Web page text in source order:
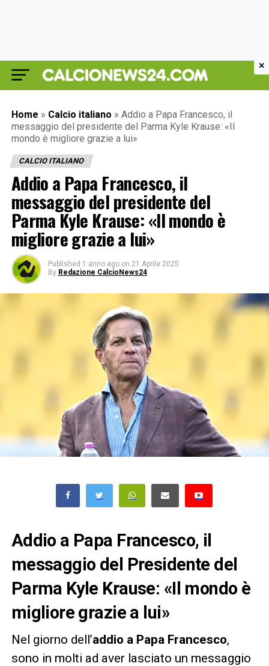
Home » Calcio italiano » Addio a Papa Francesco, il
messaggio del presidente del Parma Kyle Krause: «Il
mondo è migliore grazie a lui»
CALCIO ITALIANO
Addio a Papa Francesco, il
messaggio del presidente del
Parma Kyle Krause: «Il mondo è
migliore grazie a lui»
Published 1 anno ago on 21 Aprile 2025
By Redazione CalcioNews24
Addio a Papa Francesco, il
messaggio del Presidente del
Parma Kyle Krause: «Il mondo è
migliore grazie a lui»
Nel giorno dell’addio a Papa Francesco,
sono in molti ad aver lasciato un messaggio
×